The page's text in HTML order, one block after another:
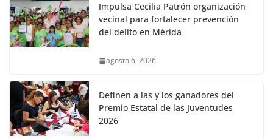
Impulsa Cecilia Patrón organización
vecinal para fortalecer prevención
del delito en Mérida
agosto 6, 2026
Definen a las y los ganadores del
Premio Estatal de las Juventudes
2026